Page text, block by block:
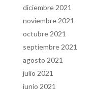
diciembre 2021
noviembre 2021
octubre 2021
septiembre 2021
agosto 2021
julio 2021
junio 2021